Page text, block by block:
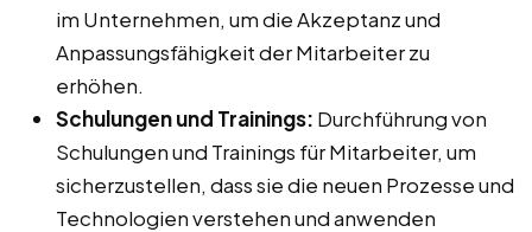
im Unternehmen, um die Akzeptanz und
Anpassungsfähigkeit der Mitarbeiter zu
erhöhen.
Schulungen und Trainings: Durchführung von
Schulungen und Trainings für Mitarbeiter, um
sicherzustellen, dass sie die neuen Prozesse und
Technologien verstehen und anwenden